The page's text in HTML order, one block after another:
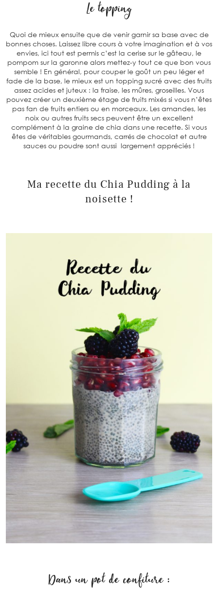
Le topping
Quoi de mieux ensuite que de venir garnir sa base avec de
bonnes choses. Laissez libre cours à votre imagination et à vos
envies, ici tout est permis c’est la cerise sur le gâteau, le
pompom sur la garonne alors mettez-y tout ce que bon vous
semble ! En général, pour couper le goût un peu léger et
fade de la base, le mieux est un topping sucré avec des fruits
assez acides et juteux : la fraise, les mûres, groseilles. Vous
pouvez créer un deuxième étage de fruits mixés si vous n’êtes
pas fan de fruits entiers ou en morceaux. Les amandes, les
noix ou autres fruits secs peuvent être un excellent
complément à la graine de chia dans une recette. Si vous
êtes de véritables gourmands, carrés de chocolat et autre
sauces ou poudre sont aussi largement appréciés !
Ma recette du Chia Pudding à la
noisette !
Dans un pot de confiture :